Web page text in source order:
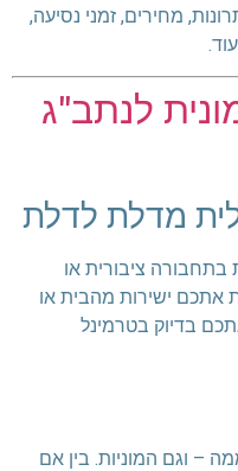
מחירים, זמני נסיעה,
לנתב"ג
בתחבורה ציבורית או
אתכם ישירות מהבית או
בדיוק בטרמינל
– וגם המוניות. בין אם